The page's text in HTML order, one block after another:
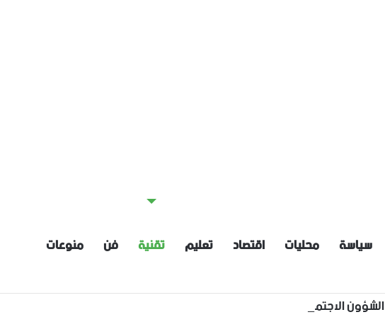
سياسة محليات اقتصاد تعليم تقنية فن منوعات
الشؤون الاجتماعية: إعداد مسودة مشروع قانون لمكافحة العنف الأسري ‏